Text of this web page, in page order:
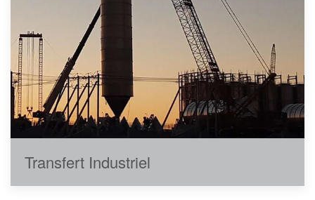
Transfert Industriel